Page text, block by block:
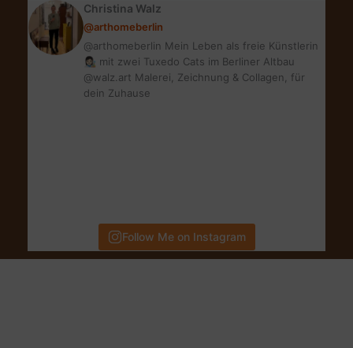
TOLLE
MÖBEL
&
Christina Walz
@arthomeberlin
@arthomeberlin Mein Leben als freie Künstlerin
👩🏻‍🎨 mit zwei Tuxedo Cats im Berliner Altbau
@walz.art Malerei, Zeichnung & Collagen, für
dein Zuhause
Follow Me on Instagram